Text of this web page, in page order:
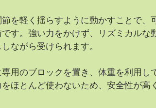
を軽く揺らすように動かすことで、
す。強い力をかけず、リズミカルな
ながら受けられます。
用のブロックを置き、体重を利用し
ほとんど使わないため、安全性が高